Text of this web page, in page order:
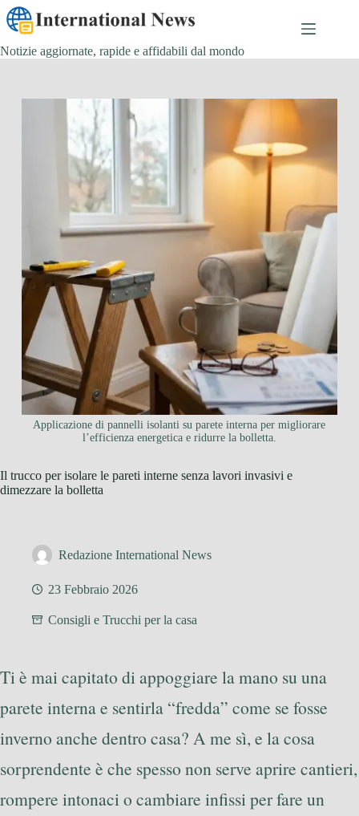
Salta
al
contenuto
Notizie aggiornate, rapide e affidabili dal mondo
Applicazione di pannelli isolanti su parete interna per migliorare
l’efficienza energetica e ridurre la bolletta.
Il trucco per isolare le pareti interne senza lavori invasivi e
dimezzare la bolletta
Redazione International News
23 Febbraio 2026
Consigli e Trucchi per la casa
Ti è mai capitato di appoggiare la mano su una
parete interna e sentirla “fredda” come se fosse
inverno anche dentro casa? A me sì, e la cosa
sorprendente è che spesso non serve aprire cantieri,
rompere intonaci o cambiare infissi per fare un